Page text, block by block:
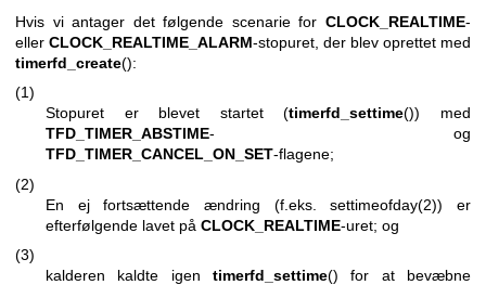
Hvis vi antager det følgende scenarie for CLOCK_REALTIME-
eller CLOCK_REALTIME_ALARM-stopuret, der blev oprettet med
timerfd_create():
(1)
Stopuret er blevet startet (timerfd_settime()) med
TFD_TIMER_ABSTIME- og
TFD_TIMER_CANCEL_ON_SET-flagene;
(2)
En ej fortsættende ændring (f.eks.settimeofday(2)) er
efterfølgende lavet på CLOCK_REALTIME-uret; og
(3)
kalderen kaldte igen timerfd_settime() for at bevæbne